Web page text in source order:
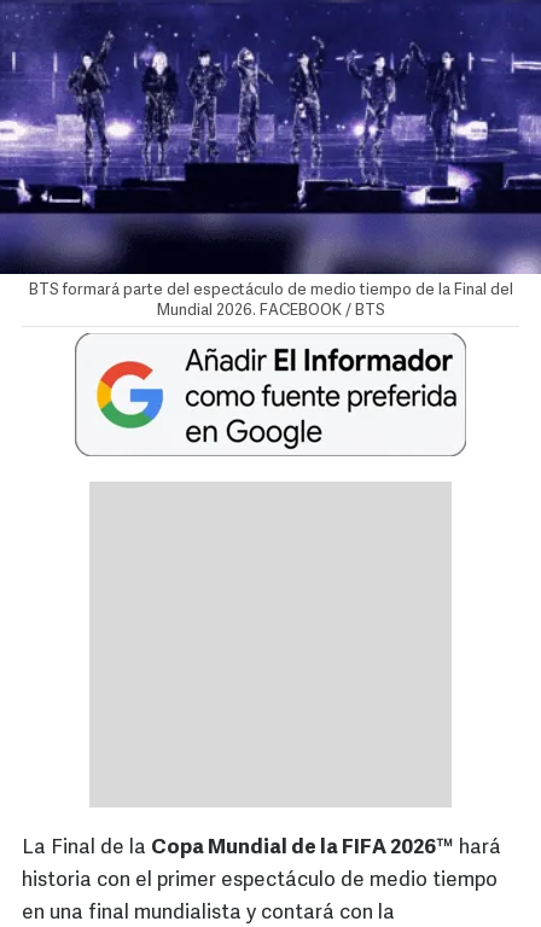
BTS formará parte del espectáculo de medio tiempo de la Final del
Mundial 2026. FACEBOOK / BTS
La Final de la Copa Mundial de la FIFA 2026™ hará
historia con el primer espectáculo de medio tiempo
en una final mundialista y contará con la